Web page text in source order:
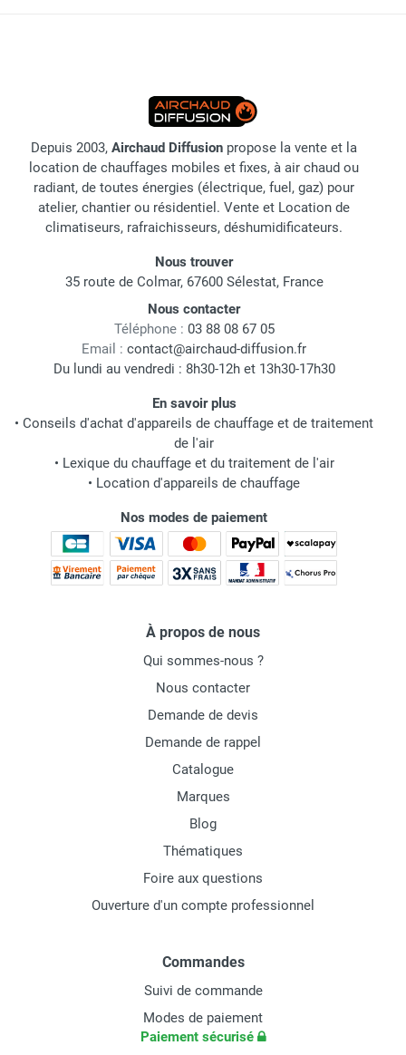
Depuis 2003, Airchaud Diffusion propose la vente et la
location de chauffages mobiles et fixes, à air chaud ou
radiant, de toutes énergies (électrique, fuel, gaz) pour
atelier, chantier ou résidentiel. Vente et Location de
climatiseurs, rafraichisseurs, déshumidificateurs.
Nous trouver
35 route de Colmar, 67600 Sélestat, France
Nous contacter
Téléphone : 03 88 08 67 05
Email : contact@airchaud-diffusion.fr
Du lundi au vendredi : 8h30-12h et 13h30-17h30
En savoir plus
• Conseils d'achat d'appareils de chauffage et de traitement
de l'air
• Lexique du chauffage et du traitement de l'air
• Location d'appareils de chauffage
Nos modes de paiement
À propos de nous
Qui sommes-nous ?
Nous contacter
Demande de devis
Demande de rappel
Catalogue
Marques
Blog
Thématiques
Foire aux questions
Ouverture d'un compte professionnel
Commandes
Suivi de commande
Modes de paiement
Paiement sécurisé